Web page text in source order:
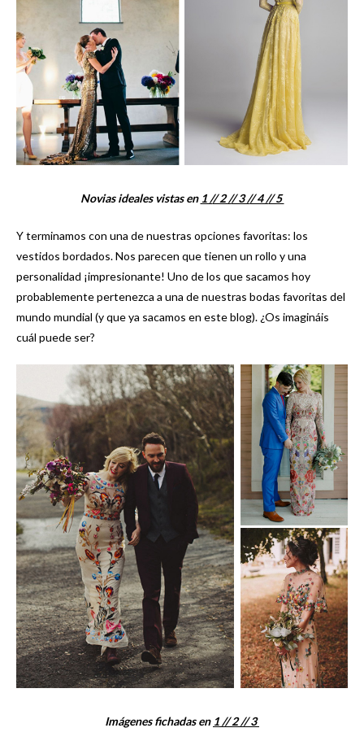
Novias ideales vistas en 1 // 2 // 3 // 4 // 5
Y terminamos con una de nuestras opciones favoritas: los
vestidos bordados. Nos parecen que tienen un rollo y una
personalidad ¡impresionante! Uno de los que sacamos hoy
probablemente pertenezca a una de nuestras bodas favoritas del
mundo mundial (y que ya sacamos en este blog). ¿Os imagináis
cuál puede ser?
Imágenes fichadas en 1 // 2 // 3